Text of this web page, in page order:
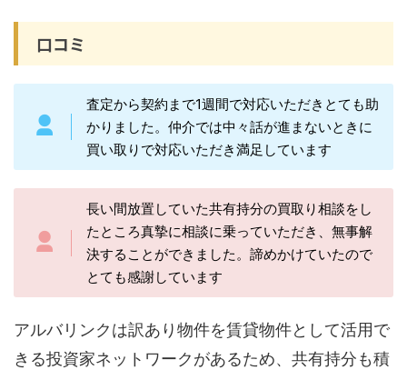
口コミ
査定から契約まで1週間で対応いただきとても助
かりました。仲介では中々話が進まないときに
買い取りで対応いただき満足しています
長い間放置していた共有持分の買取り相談をし
たところ真摯に相談に乗っていただき、無事解
決することができました。諦めかけていたので
とても感謝しています
アルバリンクは訳あり物件を賃貸物件として活用で
きる投資家ネットワークがあるため、共有持分も積